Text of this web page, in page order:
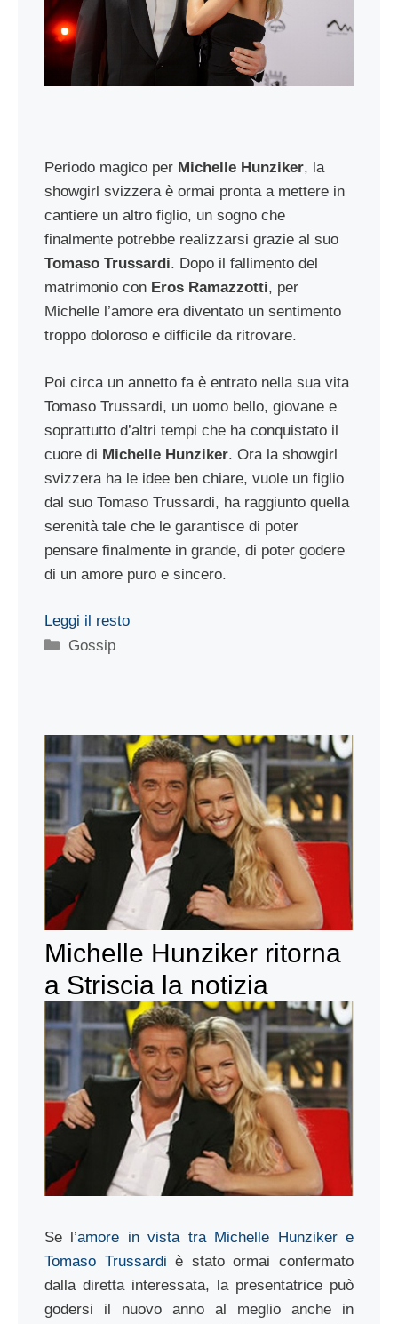
Periodo magico per Michelle Hunziker, la
showgirl svizzera è ormai pronta a mettere in
cantiere un altro figlio, un sogno che
finalmente potrebbe realizzarsi grazie al suo
Tomaso Trussardi. Dopo il fallimento del
matrimonio con Eros Ramazzotti, per
Michelle l’amore era diventato un sentimento
troppo doloroso e difficile da ritrovare.
Poi circa un annetto fa è entrato nella sua vita
Tomaso Trussardi, un uomo bello, giovane e
soprattutto d’altri tempi che ha conquistato il
cuore di Michelle Hunziker. Ora la showgirl
svizzera ha le idee ben chiare, vuole un figlio
dal suo Tomaso Trussardi, ha raggiunto quella
serenità tale che le garantisce di poter
pensare finalmente in grande, di poter godere
di un amore puro e sincero.
Leggi il resto
Categorie
Gossip
Michelle Hunziker ritorna
a Striscia la notizia
Se l’amore in vista tra Michelle Hunziker e
Tomaso Trussardi è stato ormai confermato
dalla diretta interessata, la presentatrice può
godersi il nuovo anno al meglio anche in